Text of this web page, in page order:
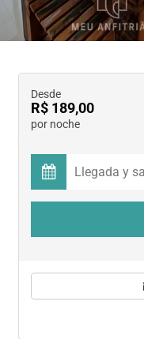
Desde
R$ 189,00
por noche